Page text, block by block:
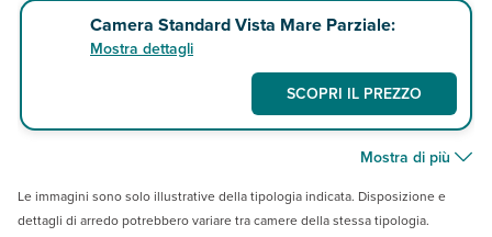
Camera Standard Vista Mare Parziale:
Mostra dettagli
SCOPRI IL PREZZO
Mostra di più
Le immagini sono solo illustrative della tipologia indicata. Disposizione e
dettagli di arredo potrebbero variare tra camere della stessa tipologia.